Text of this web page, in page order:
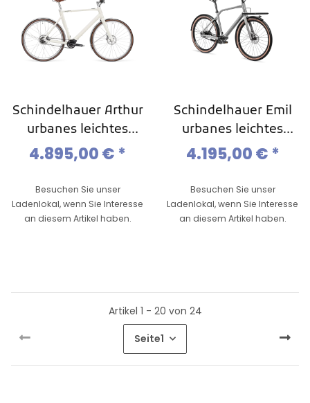
Schindelhauer Arthur
urbanes leichtes
Ebike,Pinion 6/9
4.895,00 € *
Besuchen Sie unser
Ladenlokal, wenn Sie Interesse
an diesem Artikel haben.
Schindelhauer Emil
urbanes leichtes
Ebike,Pinion 6/9
4.195,00 € *
Besuchen Sie unser
Ladenlokal, wenn Sie Interesse
an diesem Artikel haben.
Artikel 1 - 20 von 24
Seite1